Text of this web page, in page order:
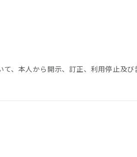
、本人から開示、訂正、利用停止及